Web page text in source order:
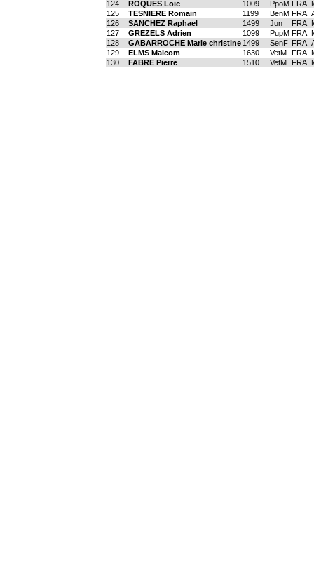
124 ROQUES Loic 1009 PpoM FRA
125
TESNIERE Romain 1199 BenM FRA
126
SANCHEZ Raphael 1499 Jun FRA
127
GREZELS Adrien 1099 PupM FRA
128
GABARROCHE Marie christine 1499 SenF FRA
129
ELMS Malcom 1630 VetM FRA
130
FABRE Pierre 1510 VetM FRA